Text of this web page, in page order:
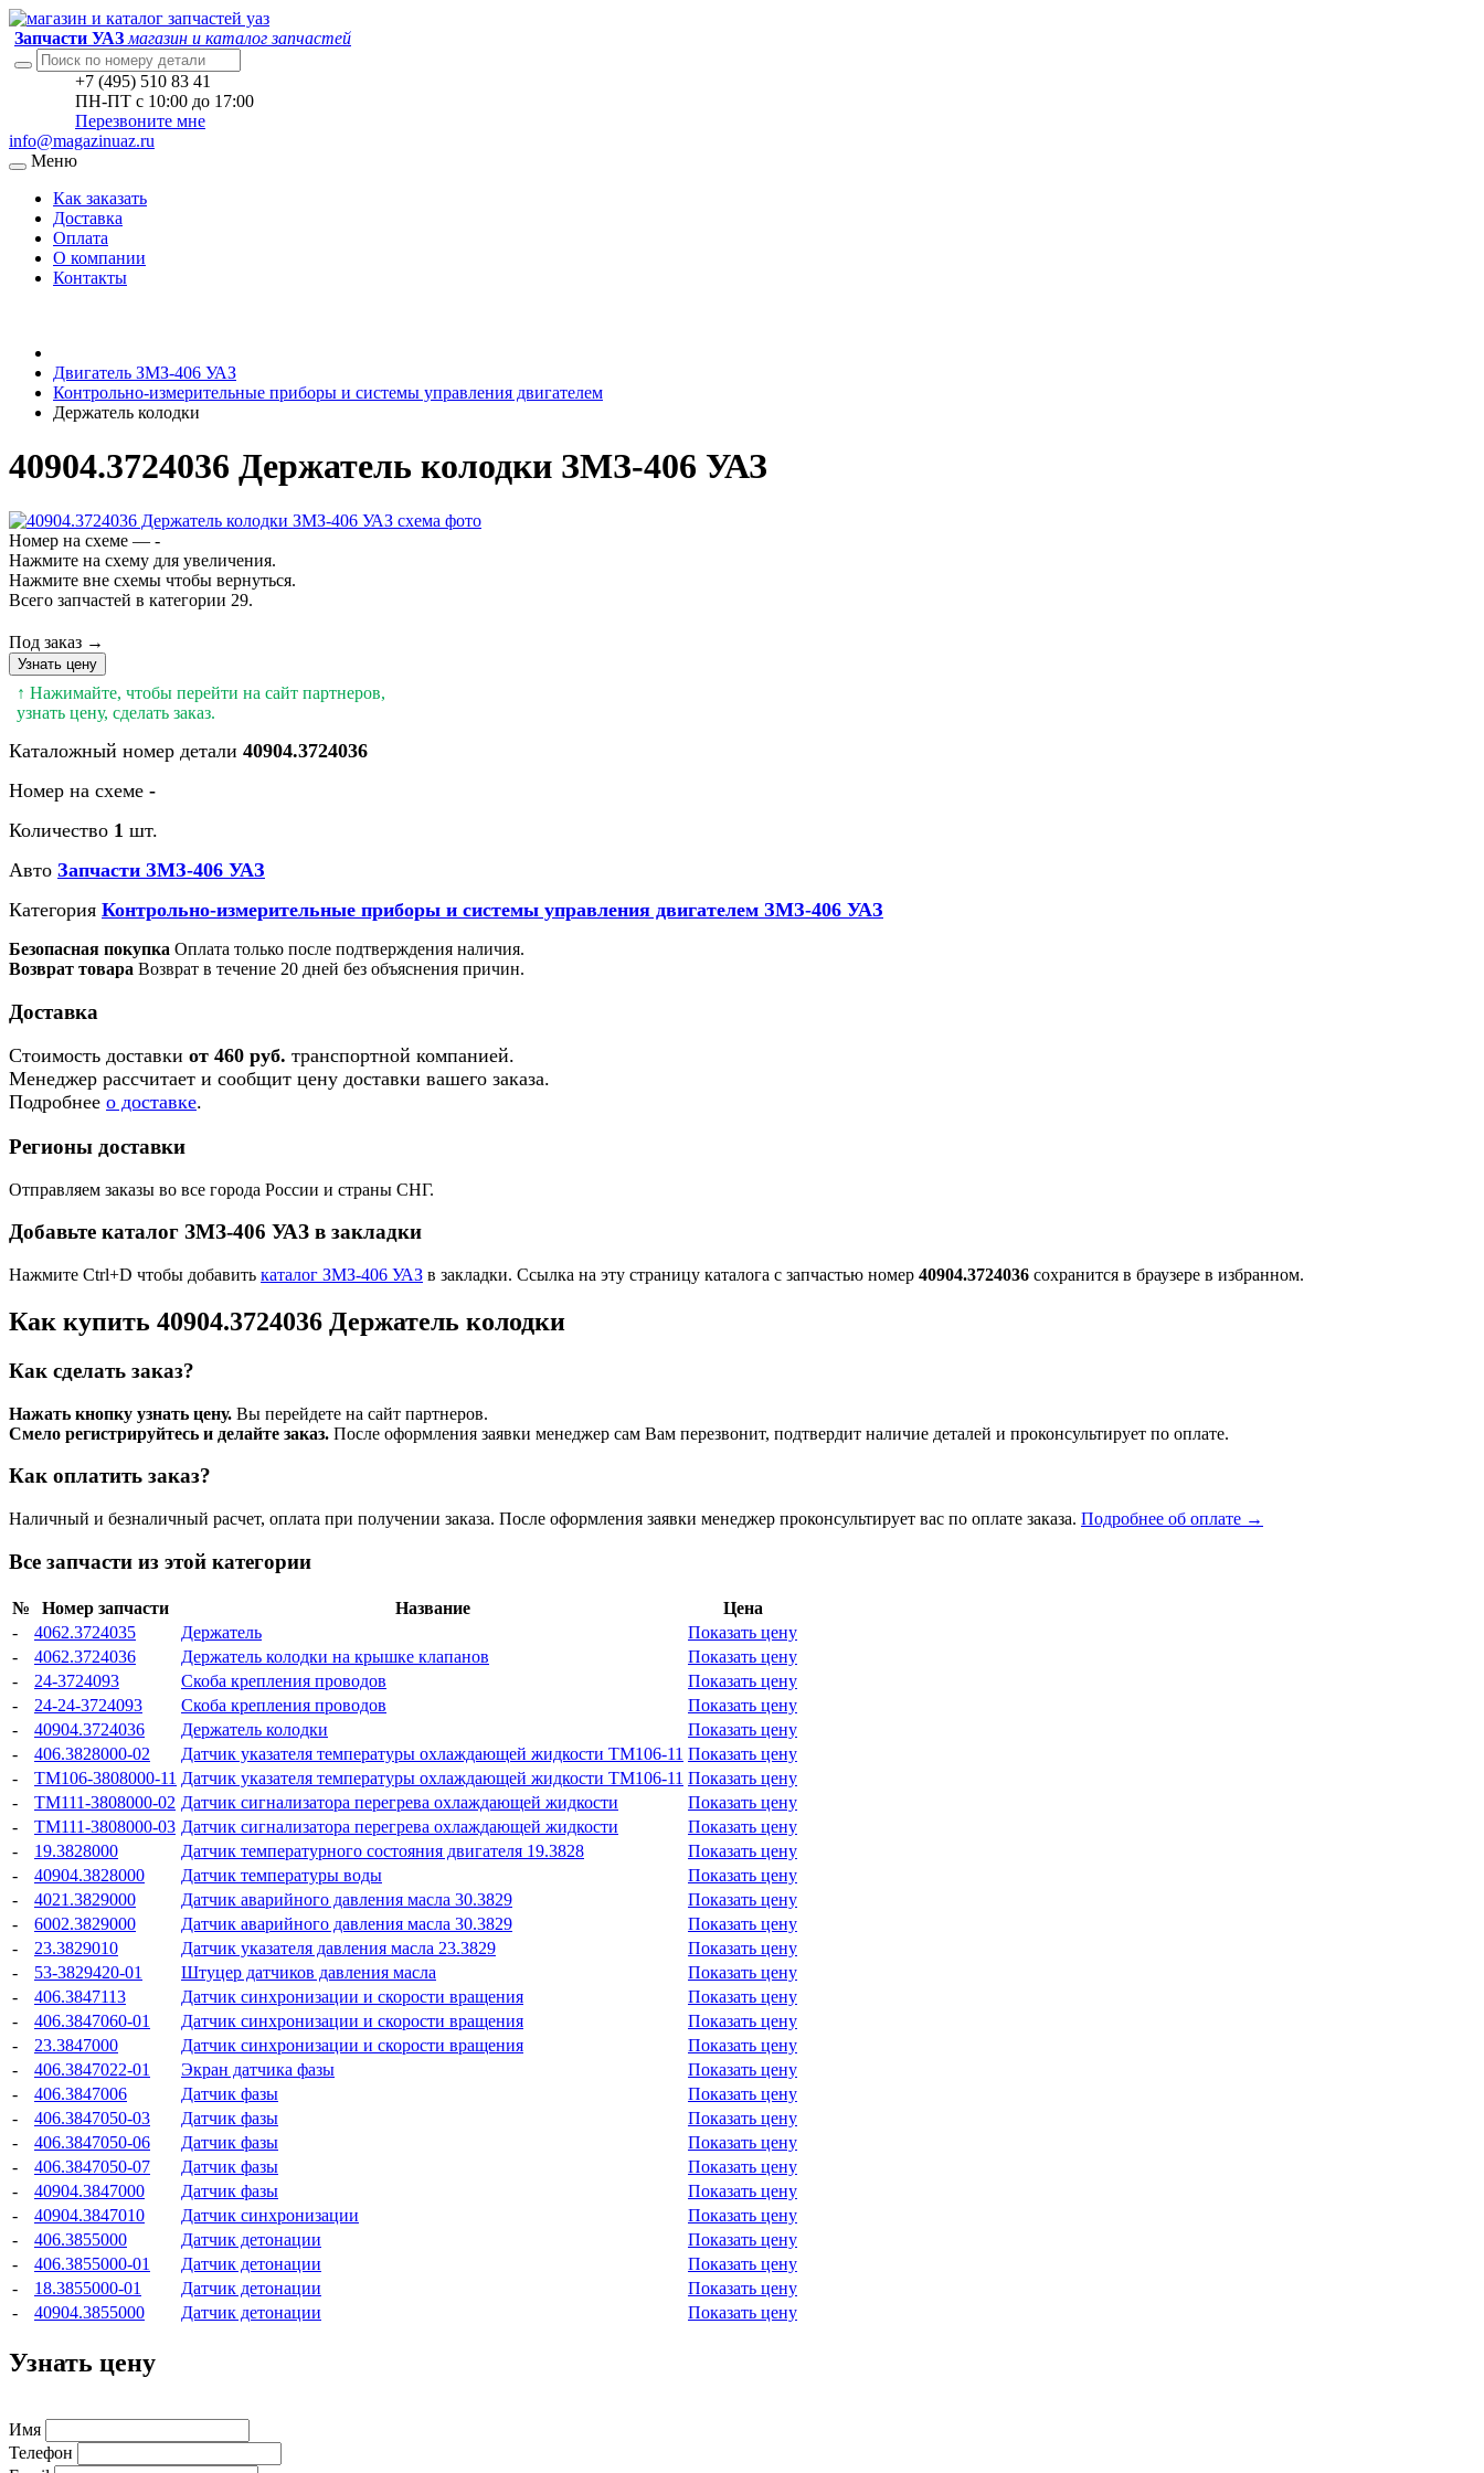
Запчасти УАЗ магазин и каталог запчастей
+7 (495) 510 83 41
ПН-ПТ с 10:00 до 17:00
Перезвоните мне
info@magazinuaz.ru
Меню
Как заказать
Доставка
Оплата
О компании
Контакты
Двигатель ЗМЗ-406 УАЗ
Контрольно-измерительные приборы и системы управления двигателем
Держатель колодки
40904.3724036 Держатель колодки ЗМЗ-406 УАЗ
Номер на схеме — -
Нажмите на схему для увеличения.
Нажмите вне схемы чтобы вернуться.
Всего запчастей в категории 29.
Под заказ →
Узнать цену
↑ Нажимайте, чтобы перейти на сайт партнеров,
узнать цену, сделать заказ.
Каталожный номер детали 40904.3724036
Номер на схеме -
Количество 1 шт.
Авто Запчасти ЗМЗ-406 УАЗ
Категория Контрольно-измерительные приборы и системы управления двигателем ЗМЗ-406 УАЗ
Безопасная покупка Оплата только после подтверждения наличия.
Возврат товара Возврат в течение 20 дней без объяснения причин.
Доставка
Стоимость доставки от 460 руб. транспортной компанией.
Менеджер рассчитает и сообщит цену доставки вашего заказа.
Подробнее о доставке.
Регионы доставки
Отправляем заказы во все города России и страны СНГ.
Добавьте каталог ЗМЗ-406 УАЗ в закладки
Нажмите Ctrl+D чтобы добавить каталог ЗМЗ-406 УАЗ в закладки. Ссылка на эту страницу каталога с запчастью номер 40904.3724036 сохранится в браузере в избранном.
Как купить 40904.3724036 Держатель колодки
Как сделать заказ?
Нажать кнопку узнать цену. Вы перейдете на сайт партнеров.
Смело регистрируйтесь и делайте заказ. После оформления заявки менеджер сам Вам перезвонит, подтвердит наличие деталей и проконсультирует по оплате.
Как оплатить заказ?
Наличный и безналичный расчет, оплата при получении заказа. После оформления заявки менеджер проконсультирует вас по оплате заказа. Подробнее об оплате →
Все запчасти из этой категории
№ Номер запчасти Название
Цена
-
4062.3724035 Держатель
Показать цену
-
4062.3724036 Держатель колодки на крышке клапанов
Показать цену
-
24-3724093 Скоба крепления проводов
Показать цену
-
24-24-3724093 Скоба крепления проводов
Показать цену
-
40904.3724036 Держатель колодки
Показать цену
-
406.3828000-02 Датчик указателя температуры охлаждающей жидкости ТМ106-11 Показать цену
-
ТМ106-3808000-11 Датчик указателя температуры охлаждающей жидкости ТМ106-11 Показать цену
-
ТМ111-3808000-02 Датчик сигнализатора перегрева охлаждающей жидкости
Показать цену
-
ТМ111-3808000-03 Датчик сигнализатора перегрева охлаждающей жидкости
Показать цену
-
19.3828000 Датчик температурного состояния двигателя 19.3828
Показать цену
-
40904.3828000 Датчик температуры воды
Показать цену
-
4021.3829000 Датчик аварийного давления масла 30.3829
Показать цену
-
6002.3829000 Датчик аварийного давления масла 30.3829
Показать цену
-
23.3829010 Датчик указателя давления масла 23.3829
Показать цену
-
53-3829420-01 Штуцер датчиков давления масла
Показать цену
-
406.3847113 Датчик синхронизации и скорости вращения
Показать цену
-
406.3847060-01 Датчик синхронизации и скорости вращения
Показать цену
-
23.3847000 Датчик синхронизации и скорости вращения
Показать цену
-
406.3847022-01 Экран датчика фазы
Показать цену
-
406.3847006 Датчик фазы
Показать цену
-
406.3847050-03 Датчик фазы
Показать цену
-
406.3847050-06 Датчик фазы
Показать цену
-
406.3847050-07 Датчик фазы
Показать цену
-
40904.3847000 Датчик фазы
Показать цену
-
40904.3847010 Датчик синхронизации
Показать цену
-
406.3855000 Датчик детонации
Показать цену
-
406.3855000-01 Датчик детонации
Показать цену
-
18.3855000-01 Датчик детонации
Показать цену
-
40904.3855000 Датчик детонации Показать цену
Узнать цену
Имя
Телефон